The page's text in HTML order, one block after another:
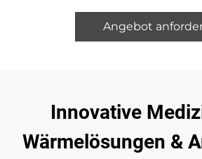
Angebot
Innovative
Wärmelösungen &